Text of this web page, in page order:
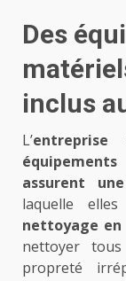
Des
inclus
L’entreprise
assurent
laquelle
nettoyage
nettoyer
propreté